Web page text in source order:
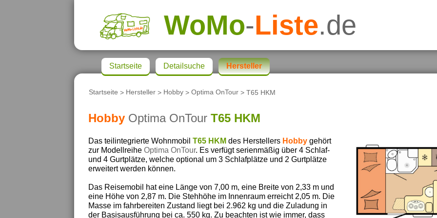
WoMo-Liste.de
Startseite > Hersteller > Hobby >Optima OnTour > T65 HKM
Hobby Optima OnTour T65 HKM
Das teilintegrierte Wohnmobil T65 HKM des Herstellers Hobbygehört
zur Modellreihe Optima OnTour. Es verfügt serienmäßig über 4 Schlaf-
und 4 Gurtplätze, welche optional um 3 Schlafplätze und 2 Gurtplätze
erweitert werden können.
Das Reisemobil hat eine Länge von 7,00 m, eine Breite von 2,33 m und
eine Höhe von 2,87 m. Die Stehhöhe im Innenraum erreicht 2,05 m. Die
Masse im fahrbereiten Zustand liegt bei 2.962 kg und die Zuladung in
der Basisausführung bei ca. 550 kg. Zu beachten ist wie immer, dass
Startseite Detailsuche Hersteller